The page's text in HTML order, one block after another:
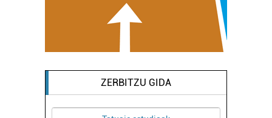
ZERBITZU GIDA